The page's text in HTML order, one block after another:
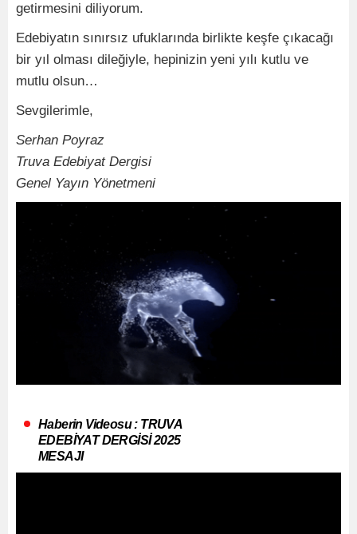
getirmesini diliyorum.
Edebiyatın sınırsız ufuklarında birlikte keşfe çıkacağı
bir yıl olması dileğiyle, hepinizin yeni yılı kutlu ve
mutlu olsun…
Sevgilerimle,
Serhan Poyraz
Truva Edebiyat Dergisi
Genel Yayın Yönetmeni
Haberin Videosu : TRUVA
EDEBİYAT DERGİSİ 2025
MESAJI